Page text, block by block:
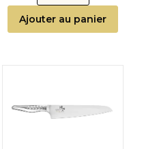
Ajouter au panier